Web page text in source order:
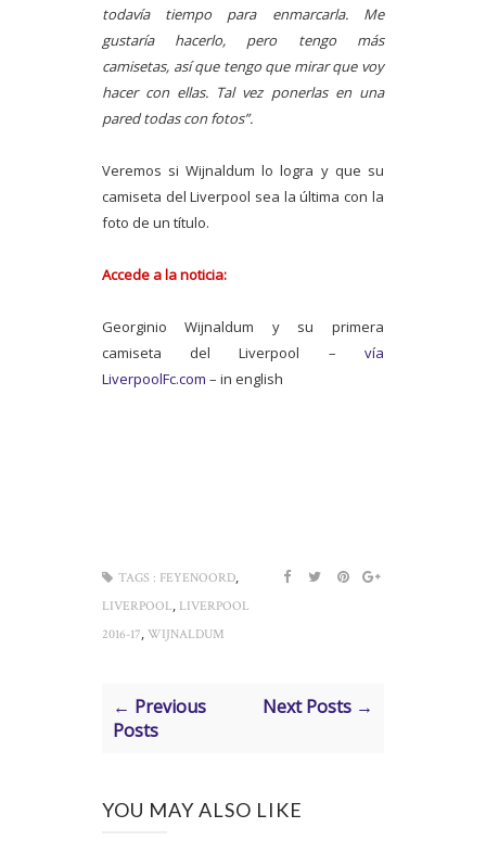
todavía tiempo para enmarcarla. Me
gustaría hacerlo, pero tengo más
camisetas, así que tengo que mirar que voy
hacer con ellas. Tal vez ponerlas en una
pared todas con fotos”.
Veremos si Wijnaldum lo logra y que su
camiseta del Liverpool sea la última con la
foto de un título.
Accede a la noticia:
Georginio Wijnaldum y su primera
camiseta del Liverpool – vía
LiverpoolFc.com – in english
TAGS : FEYENOORD,
LIVERPOOL, LIVERPOOL
2016-17, WIJNALDUM
← Previous
Posts
Next Posts →
YOU MAY ALSO LIKE